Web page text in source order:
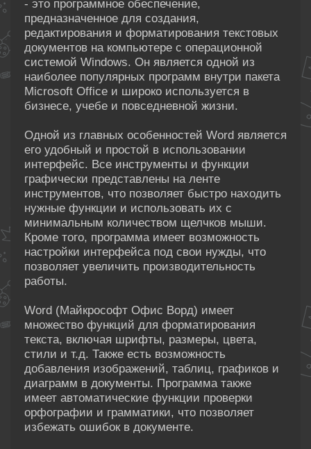
- это программное обеспечение,
предназначенное для создания,
редактирования и форматирования текстовых
документов на компьютере с операционной
системой Windows. Он является одной из
наиболее популярных программ внутри пакета
Microsoft Office и широко используется в
бизнесе, учебе и повседневной жизни.
Одной из главных особенностей Word является
его удобный и простой в использовании
интерфейс. Все инструменты и функции
графически представлены на ленте
инструментов, что позволяет быстро находить
нужные функции и использовать их с
минимальным количеством щелчков мыши.
Кроме того, программа имеет возможность
настройки интерфейса под свои нужды, что
позволяет увеличить производительность
работы.
Word (Майкрософт Офис Ворд) имеет
множество функций для форматирования
текста, включая шрифты, размеры, цвета,
стили и т.д. Также есть возможность
добавления изображений, таблиц, графиков и
диаграмм в документы. Программа также
имеет автоматические функции проверки
орфографии и грамматики, что позволяет
избежать ошибок в документе.